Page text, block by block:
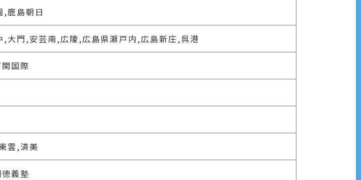
鹿島朝日
大門,安芸南,広陵,広島県瀬戸内,広島新庄,呉港
国際
雲,済美
義塾